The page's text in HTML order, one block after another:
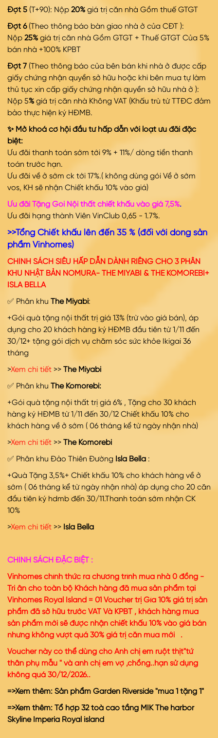
Đợt 5 (T+90): Nộp 20% giá trị căn nhà Gồm thuế GTGT
Đợt 6(Theo thông báo bàn giao nhà ở của CĐT ):
Nộp 25% giá trị căn nhà Gồm GTGT + Thuế GTGT Của 5%
bán nhà +100% KPBT
Đợt 7 (Theo thông báo của bên bán khi nhà ở được cấp
giấy chứng nhận quyền sở hữu hoặc khi bên mua tự làm
thủ tục xin cấp giấy chứng nhận quyền sở hữu nhà ở ):
Nộp 5% giá trị căn nhà Không VAT (Khấu trù từ TTĐC đảm
bảo thực hiện ký HĐMB.
✨ Mở khoá cơ hội đầu tư hấp dẫn với loạt ưu đãi đặc
biệt:
Ưu đãi thanh toán sớm tới 9% + 11%/ dòng tiền thanh
toán trước hạn.
Ưu đãi về ở sớm ck tới 17%.( không dùng gói Về ở sớm
vos, KH sẽ nhận Chiết khấu 10% vào giá)
Ưu đãi Tặng Gói Nội thất chiết khấu vào giá 7,5%.
Ưu đãi hạng thành Viên VinClub 0,65 - 1.7%.
>>Tổng Chiết khấu lên đến 35 % (đối với dòng sản
phẩm Vinhomes)
CHÍNH SÁCH SIÊU HẤP DẪN DÀNH RIÊNG CHO 3 PHÂN
KHU NHẬT BẢN NOMURA- THE MIYABI & THE KOMOREBI+
ISLA BELLA
✅ Phân khu The Miyabi:
+Gói quà tặng nội thất trị giá 13% (trừ vào giá bán), áp
dụng cho 20 khách hàng ký HĐMB đầu tiên từ 1/11 đến
30/12+ tặng gói dịch vụ chăm sóc sức khỏe Ikigai 36
tháng
>Xem chi tiết >> The Miyabi
✅ Phân khu The Komorebi:
+Gói quà tặng nội thất trị giá 6% , Tặng cho 30 khách
hàng ký HĐMB từ 1/11 đến 30/12 Chiết khấu 10% cho
khách hàng về ở sớm ( 06 tháng kể từ ngày nhận nhà)
>Xem chi tiết >> The Komorebi
✅ Phân khu Đảo Thiên Đường Isla Bella :
+Quà Tặng 3,5%+ Chiết khấu 10% cho khách hàng về ở
sớm ( 06 tháng kể từ ngày nhận nhà) áp dụng cho 20 căn
đầu tiên ký hdmb đến 30/11.Thanh toán sớm nhận CK
10%
>Xem chi tiết >> Isla Bella
CHÍNH SÁCH ĐẶC BIỆT :
Vinhomes chính thức ra chương trình mua nhà 0 đồng -
Tri ân cho toàn bộ Khách hàng đã mua sản phẩm tại
Vinhomes Royal Island = 01 Voucher trị Gía 10% giá trị sản
phẩm đã sở hữu trước VAT Và KPBT , khách hàng mua
sản phẩm mới sẽ được nhận chiết khấu 10% vào giá bán
nhưng không vượt quá 30% giá trị căn mua mới .
Voucher này có thể dùng cho Anh chị em ruột thịt"tứ
thân phụ mẫu " và anh chị em vợ ,chồng..hạn sử dụng
không quá 30/12/2026..
=>Xem thêm: Sản phẩm Garden Riverside "mua 1 tặng 1"
=>Xem thêm: Tổ hợp 32 toà cao tầng MIK The harbor
Skyline Imperia Royal island